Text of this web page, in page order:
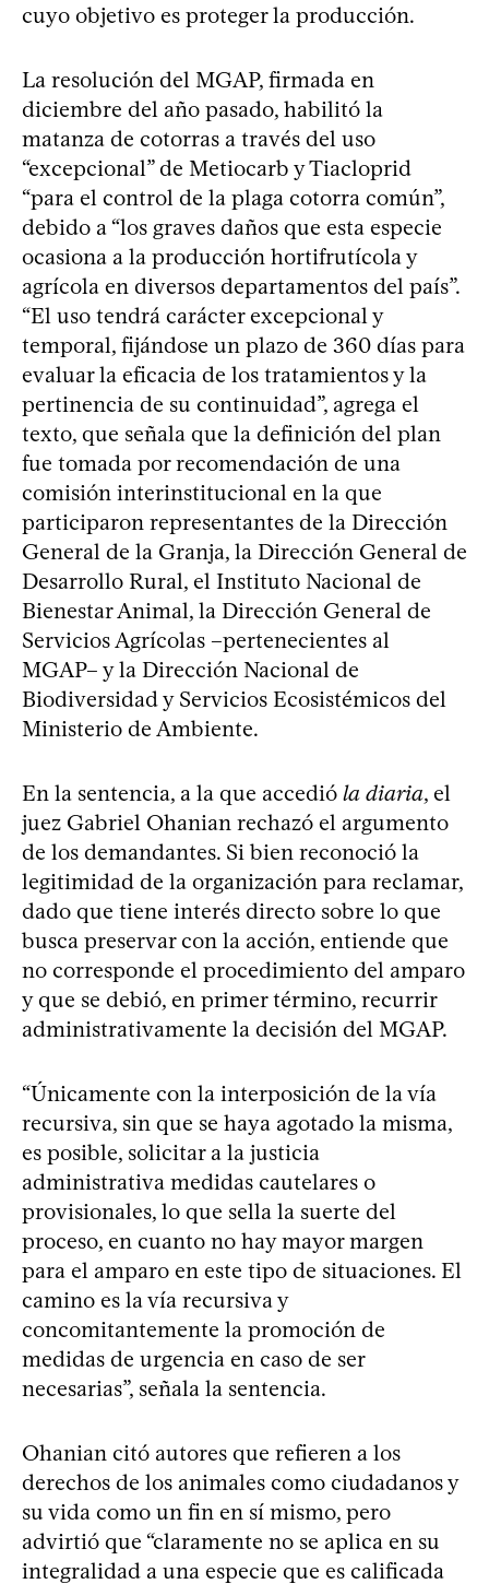
cuyo objetivo es proteger la producción.
La resolución del MGAP, firmada en
diciembre del año pasado, habilitó la
matanza de cotorras a través del uso
“excepcional” de Metiocarb y Tiacloprid
“para el control de la plaga cotorra común”,
debido a “los graves daños que esta especie
ocasiona a la producción hortifrutícola y
agrícola en diversos departamentos del país”.
“El uso tendrá carácter excepcional y
temporal, fijándose un plazo de 360 días para
evaluar la eficacia de los tratamientos y la
pertinencia de su continuidad”, agrega el
texto, que señala que la definición del plan
fue tomada por recomendación de una
comisión interinstitucional en la que
participaron representantes de la Dirección
General de la Granja, la Dirección General de
Desarrollo Rural, el Instituto Nacional de
Bienestar Animal, la Dirección General de
Servicios Agrícolas –pertenecientes al
MGAP– y la Dirección Nacional de
Biodiversidad y Servicios Ecosistémicos del
Ministerio de Ambiente.
En la sentencia, a la que accedió la diaria, el
juez Gabriel Ohanian rechazó el argumento
de los demandantes. Si bien reconoció la
legitimidad de la organización para reclamar,
dado que tiene interés directo sobre lo que
busca preservar con la acción, entiende que
no corresponde el procedimiento del amparo
y que se debió, en primer término, recurrir
administrativamente la decisión del MGAP.
“Únicamente con la interposición de la vía
recursiva, sin que se haya agotado la misma,
es posible, solicitar a la justicia
administrativa medidas cautelares o
provisionales, lo que sella la suerte del
proceso, en cuanto no hay mayor margen
para el amparo en este tipo de situaciones. El
camino es la vía recursiva y
concomitantemente la promoción de
medidas de urgencia en caso de ser
necesarias”, señala la sentencia.
Ohanian citó autores que refieren a los
derechos de los animales como ciudadanos y
su vida como un fin en sí mismo, pero
advirtió que “claramente no se aplica en su
integralidad a una especie que es calificada